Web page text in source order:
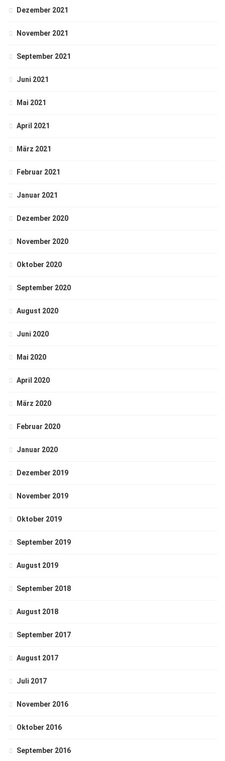
Dezember 2021
November 2021
September 2021
Juni 2021
Mai 2021
April 2021
März 2021
Februar 2021
Januar 2021
Dezember 2020
November 2020
Oktober 2020
September 2020
August 2020
Juni 2020
Mai 2020
April 2020
März 2020
Februar 2020
Januar 2020
Dezember 2019
November 2019
Oktober 2019
September 2019
August 2019
September 2018
August 2018
September 2017
August 2017
Juli 2017
November 2016
Oktober 2016
September 2016